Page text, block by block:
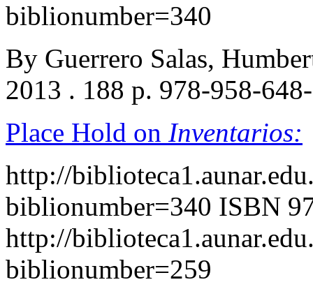
biblionumber=340
By Guerrero Salas,
2013 . 188 p. 978-958-
Place Hold on Inventarios:
http://
biblionumber=340 ISBN
http://
biblionumber=259